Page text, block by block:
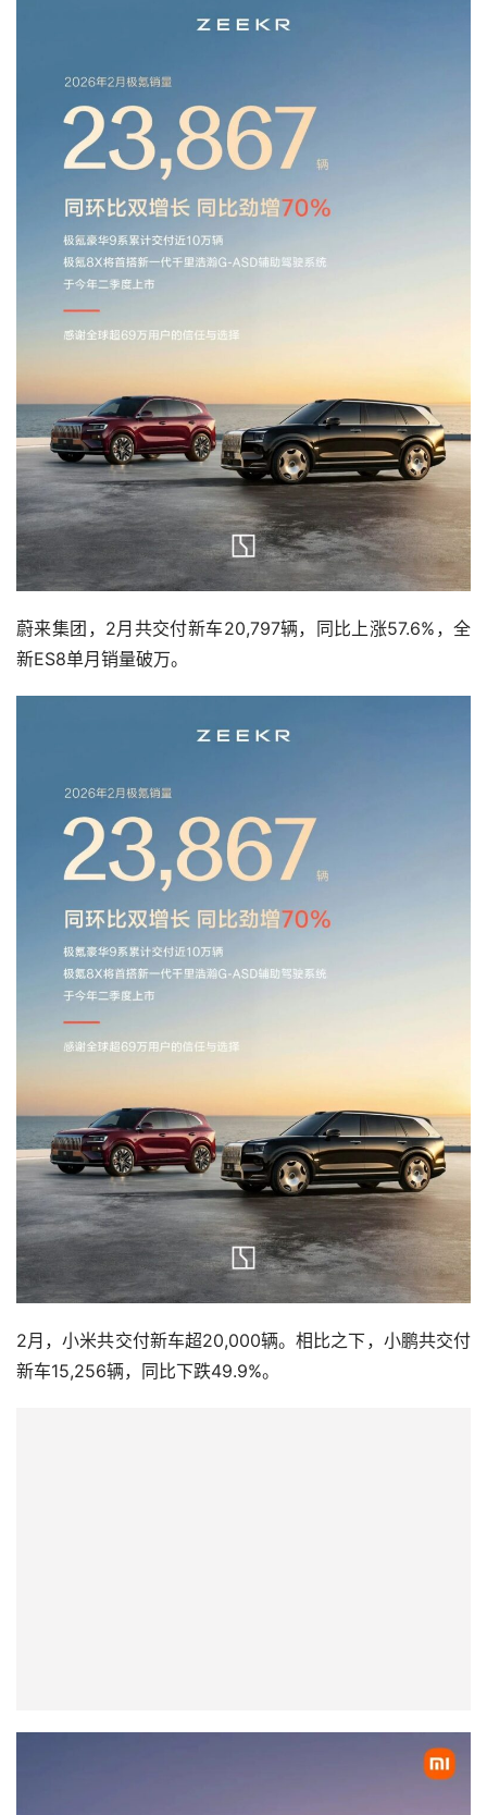
蔚来集团，2月共交付新车20,797辆，同比上涨57.6%，全
新ES8单月销量破万。
2月，小米共交付新车超20,000辆。相比之下，小鹏共交付
新车15,256辆，同比下跌49.9%。